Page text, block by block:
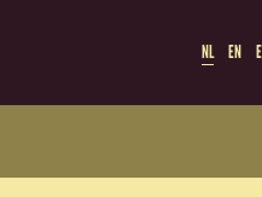
NL EN